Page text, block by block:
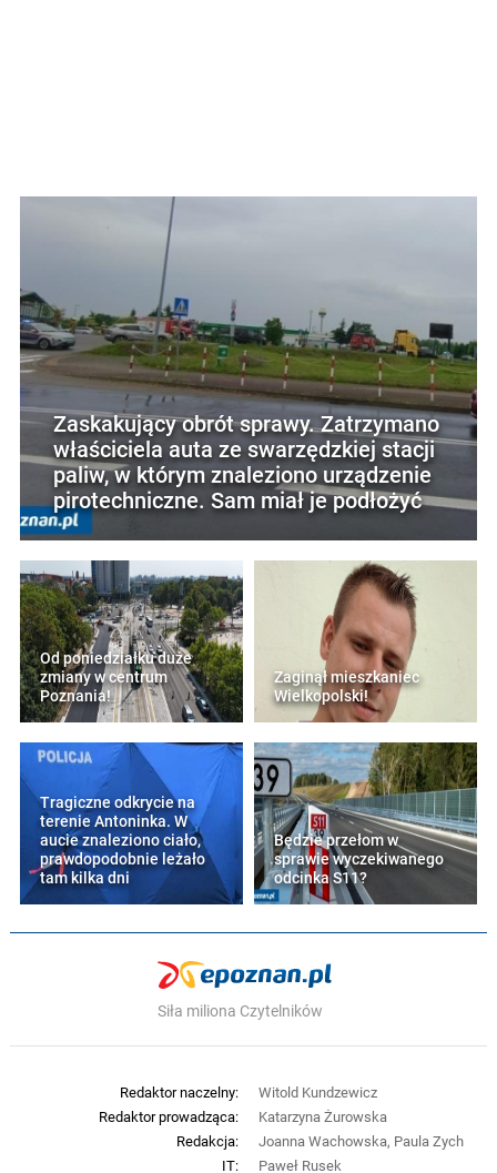
Zaskakujący obrót sprawy. Zatrzymano
właściciela auta ze swarzędzkiej stacji
paliw, w którym znaleziono urządzenie
pirotechniczne. Sam miał je podłożyć
Od poniedziałku duże
zmiany w centrum
Poznania!
Zaginął mieszkaniec
Wielkopolski!
Tragiczne odkrycie na
terenie Antoninka. W
aucie znaleziono ciało,
prawdopodobnie leżało
tam kilka dni
Będzie przełom w
sprawie wyczekiwanego
odcinka S11?
Siła miliona Czytelników
Redaktor naczelny:
Witold Kundzewicz
Redaktor prowadząca:
Katarzyna Żurowska
Redakcja:
Joanna Wachowska, Paula Zych
IT:
Paweł Rusek